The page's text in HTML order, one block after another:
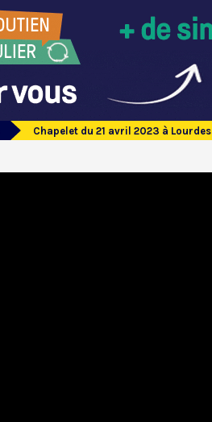
Chapelet du 21 avril 2023 à Lourdes